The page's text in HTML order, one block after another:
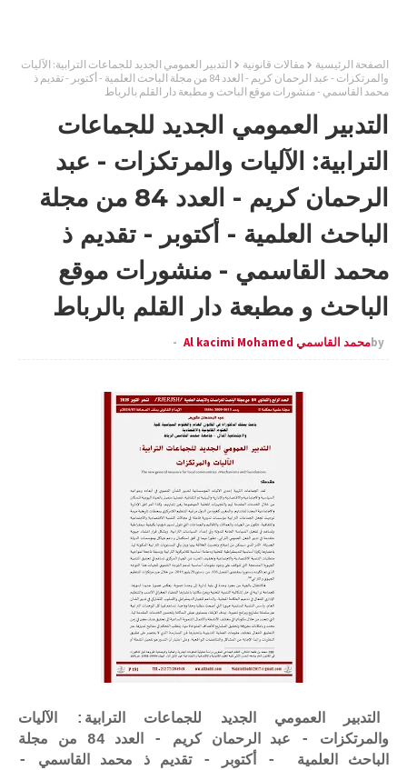
الصفحة الرئيسية مقالات قانونية
التدبير العمومي الجديد للجماعات الترابية: الآليات
والمرتكزات - عبد الرحمان كريم - العدد 84 من مجلة الباحث العلمية - أكتوبر - تقديم ذ
محمد القاسمي - منشورات موقع الباحث و مطبعة دار القلم بالرباط
التدبير العمومي الجديد للجماعات
الترابية: الآليات والمرتكزات - عبد
الرحمان كريم - العدد 84 من مجلة
الباحث العلمية - أكتوبر - تقديم ذ
محمد القاسمي - منشورات موقع
الباحث و مطبعة دار القلم بالرباط
byمحمد القاسمي Al kacimi Mohamed
التدبير العمومي الجديد للجماعات الترابية: الآليات
والمرتكزات - عبد الرحمان كريم - العدد 84 من مجلة
الباحث العلمية - أكتوبر - تقديم ذ محمد القاسمي -